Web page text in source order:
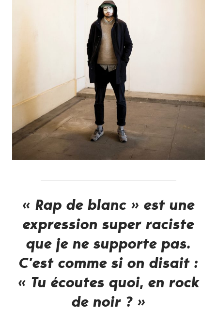
« Rap de blanc » est une
expression super raciste
que je ne supporte pas.
C’est comme si on disait :
« Tu écoutes quoi, en rock
de noir ? »